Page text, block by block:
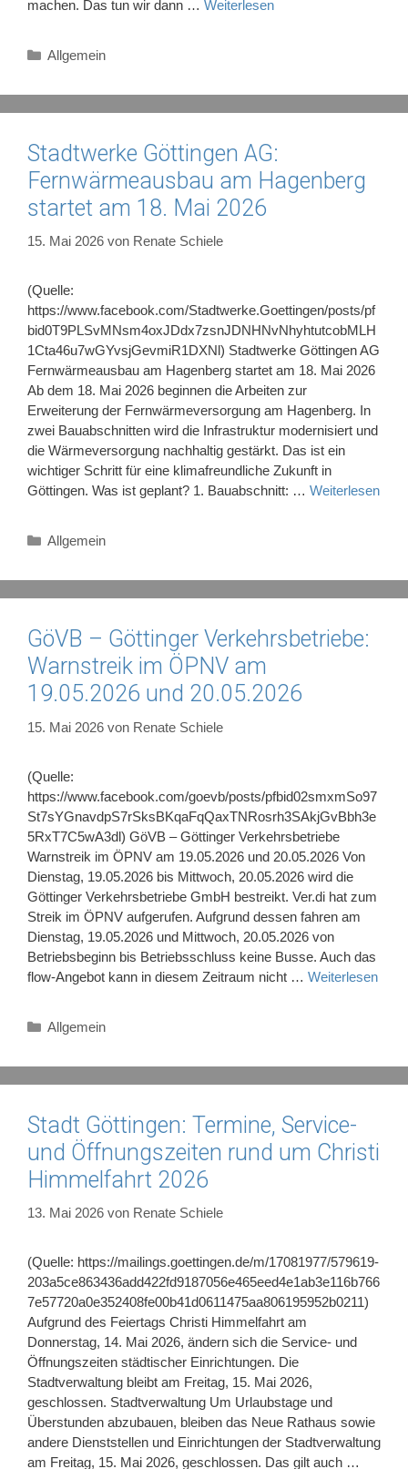
machen. Das tun wir dann … Weiterlesen
Kategorien
Allgemein
Stadtwerke Göttingen AG:
Fernwärmeausbau am Hagenberg
startet am 18. Mai 2026
15. Mai 2026 von Renate Schiele
(Quelle:
https://www.facebook.com/Stadtwerke.Goettingen/posts/pf
bid0T9PLSvMNsm4oxJDdx7zsnJDNHNvNhyhtutcobMLH
1Cta46u7wGYvsjGevmiR1DXNl) Stadtwerke Göttingen AG
Fernwärmeausbau am Hagenberg startet am 18. Mai 2026
Ab dem 18. Mai 2026 beginnen die Arbeiten zur
Erweiterung der Fernwärmeversorgung am Hagenberg. In
zwei Bauabschnitten wird die Infrastruktur modernisiert und
die Wärmeversorgung nachhaltig gestärkt. Das ist ein
wichtiger Schritt für eine klimafreundliche Zukunft in
Göttingen. Was ist geplant? 1. Bauabschnitt: … Weiterlesen
Kategorien
Allgemein
GöVB – Göttinger Verkehrsbetriebe:
Warnstreik im ÖPNV am
19.05.2026 und 20.05.2026
15. Mai 2026 von Renate Schiele
(Quelle:
https://www.facebook.com/goevb/posts/pfbid02smxmSo97
St7sYGnavdpS7rSksBKqaFqQaxTNRosrh3SAkjGvBbh3e
5RxT7C5wA3dl) GöVB – Göttinger Verkehrsbetriebe
Warnstreik im ÖPNV am 19.05.2026 und 20.05.2026 Von
Dienstag, 19.05.2026 bis Mittwoch, 20.05.2026 wird die
Göttinger Verkehrsbetriebe GmbH bestreikt. Ver.di hat zum
Streik im ÖPNV aufgerufen. Aufgrund dessen fahren am
Dienstag, 19.05.2026 und Mittwoch, 20.05.2026 von
Betriebsbeginn bis Betriebsschluss keine Busse. Auch das
flow-Angebot kann in diesem Zeitraum nicht … Weiterlesen
Kategorien
Allgemein
Stadt Göttingen: Termine, Service-
und Öffnungszeiten rund um Christi
Himmelfahrt 2026
13. Mai 2026 von Renate Schiele
(Quelle: https://mailings.goettingen.de/m/17081977/579619-
203a5ce863436add422fd9187056e465eed4e1ab3e116b766
7e57720a0e352408fe00b41d0611475aa806195952b0211)
Aufgrund des Feiertags Christi Himmelfahrt am
Donnerstag, 14. Mai 2026, ändern sich die Service- und
Öffnungszeiten städtischer Einrichtungen. Die
Stadtverwaltung bleibt am Freitag, 15. Mai 2026,
geschlossen. Stadtverwaltung Um Urlaubstage und
Überstunden abzubauen, bleiben das Neue Rathaus sowie
andere Dienststellen und Einrichtungen der Stadtverwaltung
am Freitag, 15. Mai 2026, geschlossen. Das gilt auch …